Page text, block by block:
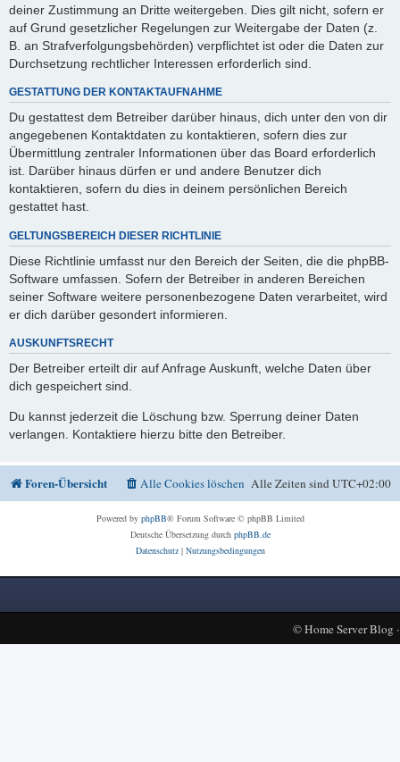
deiner Zustimmung an Dritte weitergeben. Dies gilt nicht, sofern er
auf Grund gesetzlicher Regelungen zur Weitergabe der Daten (z.
B. an Strafverfolgungsbehörden) verpflichtet ist oder die Daten zur
Durchsetzung rechtlicher Interessen erforderlich sind.
GESTATTUNG DER KONTAKTAUFNAHME
Du gestattest dem Betreiber darüber hinaus, dich unter den von dir
angegebenen Kontaktdaten zu kontaktieren, sofern dies zur
Übermittlung zentraler Informationen über das Board erforderlich
ist. Darüber hinaus dürfen er und andere Benutzer dich
kontaktieren, sofern du dies in deinem persönlichen Bereich
gestattet hast.
GELTUNGSBEREICH DIESER RICHTLINIE
Diese Richtlinie umfasst nur den Bereich der Seiten, die die phpBB-
Software umfassen. Sofern der Betreiber in anderen Bereichen
seiner Software weitere personenbezogene Daten verarbeitet, wird
er dich darüber gesondert informieren.
AUSKUNFTSRECHT
Der Betreiber erteilt dir auf Anfrage Auskunft, welche Daten über
dich gespeichert sind.
Du kannst jederzeit die Löschung bzw. Sperrung deiner Daten
verlangen. Kontaktiere hierzu bitte den Betreiber.
Foren-Übersicht Alle Zeiten sindUTC+02:00
Alle Cookies löschen
Powered by phpBB® Forum Software © phpBB Limited
Deutsche Übersetzung durch phpBB.de
Datenschutz| Nutzungsbedingungen
©Home Server Blog